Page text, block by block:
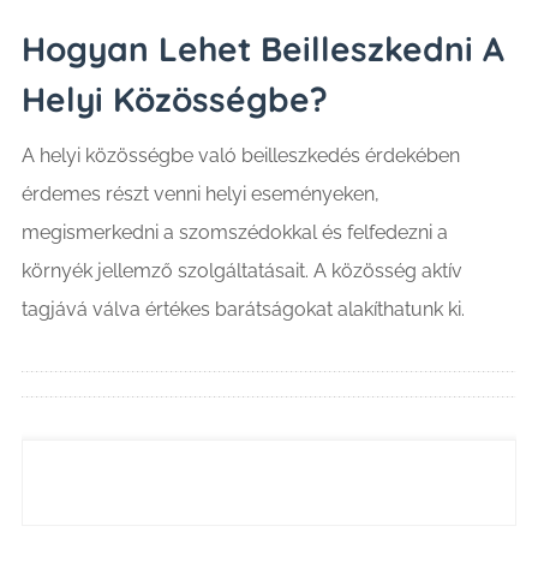
Hogyan Lehet Beilleszkedni A
Helyi Közösségbe?
A helyi közösségbe való beilleszkedés érdekében
érdemes részt venni helyi eseményeken,
megismerkedni a szomszédokkal és felfedezni a
környék jellemző szolgáltatásait. A közösség aktív
tagjává válva értékes barátságokat alakíthatunk ki.